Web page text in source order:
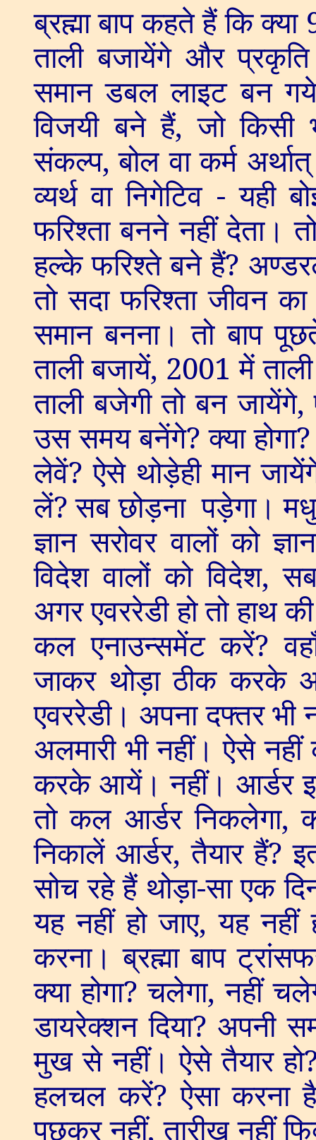
ब्रह्मा बाप कहते हैं कि क्या
ताली बजायेंगे और
समान डबल लाइट बन
विजयी बने हैं,जो किसी
संकल्प,बोल वा कर्म
व्यर्थ वा निगेटिव -
फरिश्ता बनने नहीं देता।
हल्के फरिश्ते बने हैं?
तो सदा फरिश्ता जीवन
समान बनना। तो बाप
ताली बजायें, 2001 में
ताली बजेगी तो बन जायेंगे,
उस समय बनेंगे?क्या होगा
लेवें?ऐसे थोड़ेही मान
लें?सब छोड़ना पड़ेगा।
ज्ञान सरोवर वालों को
विदेश वालों को विदेश,
अगर एवररेडी हो तो हाथ
कल एनाउन्समेंट करें?
जाकर थोड़ा ठीक करके
एवररेडी। अपना दफ्तर भी
अलमारी भी नहीं। ऐसे
करके आयें। नहीं। आर्डर
तो कल आर्डर निकलेगा,
निकालें आर्डर,तैयार हैं?
सोच रहे हैं थोड़ा-सा एक
यह नहीं हो जाए,यह नहीं
करना। ब्रह्मा बाप
क्या होगा?चलेगा,नहीं
डायरेक्शन दिया? अपनी
मुख से नहीं। ऐसे तैयार हो
हलचल करें?ऐसा करना
पूछकर नहीं,तारीख नहीं